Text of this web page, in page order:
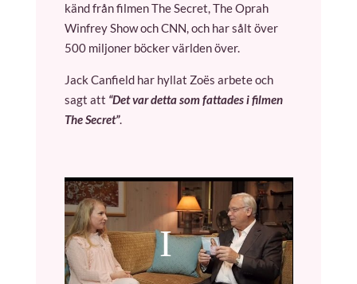
känd från filmen The Secret, The Oprah
Winfrey Show och CNN, och har sålt över
500 miljoner böcker världen över.
Jack Canfield har hyllat Zoës arbete och
sagt att “Det var detta som fattades i filmen
The Secret”.